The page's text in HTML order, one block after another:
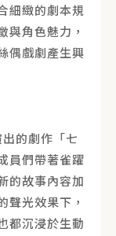
細緻的劇本規
與角色魅力，
偶戲劇產生興
的劇作「七
員們帶著雀躍
的故事內容加
聲光效果下，
都沉浸於生動